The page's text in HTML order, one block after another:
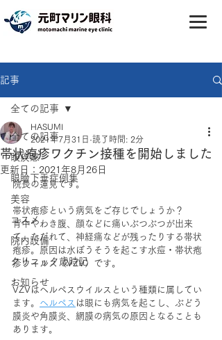
記事
全ての記事
眼疾患
眼瞼下垂症例集
美容
コスメ
院内設備
クリニック歳時記
お知らせ
全ての記事
帯状疱疹ワクチン接種を開始しました
HASUMI
2021年7月31日 読了時間: 2分
更新日： 2021年8月26日
院長の蓮見です。
帯状疱疹という病気をご存じでしょうか？
背中やわき腹、顔などに痛いぶつぶつが出来
て、ただれて、神経痛などが残ったりする帯状
疱疹。原因は水ぼうそうを起こす水痘・帯状疱
疹ウイルス（VZV）です。
VZVはヘルペスウイルスという種類に属してい
ます。 ヘルペス は眼にも病気を起こし、ぶどう
膜炎や角膜炎、網膜の病気の原因となることも
あります。